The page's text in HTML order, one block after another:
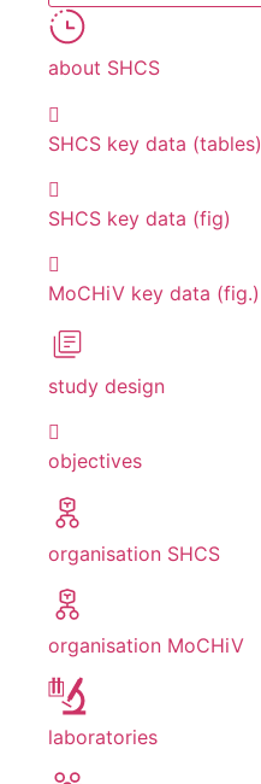
about SHCS
SHCS key data (tables)
SHCS key data (fig)
MoCHiV key data (fig.)
study design
objectives
organisation SHCS
organisation MoCHiV
laboratories